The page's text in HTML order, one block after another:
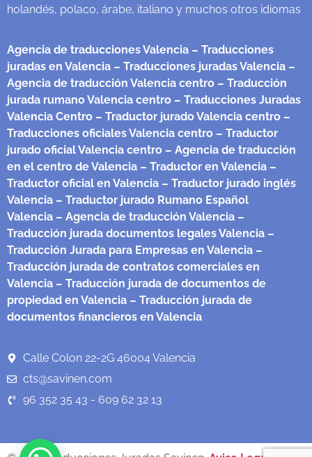
holandés, polaco, árabe, italiano y muchos otros idiomas
Agencia de traducciones Valencia – Traducciones
juradas en Valencia – Traducciones juradas Valencia –
Agencia de traducción Valencia centro – Traducción
jurada rumano Valencia centro – Traducciones Juradas
Valencia Centro – Traductor jurado Valencia centro –
Traducciones oficiales Valencia centro – Traductor
jurado oficial Valencia centro – Agencia de traducción
en el centro de Valencia – Traductor en Valencia –
Traductor oficial en Valencia – Traductor jurado inglés
Valencia – Traductor jurado Rumano Español
Valencia – Agencia de traducción Valencia –
Traducción jurada documentos legales Valencia –
Traducción Jurada para Empresas en Valencia –
Traducción jurada de contratos comerciales en
Valencia – Traducción jurada de documentos de
propiedad en Valencia – Traducción jurada de
documentos financieros en Valencia
Calle Colon 22-2G 46004 Valencia
cts@savinen.com
96 352 35 43 - 609 62 32 13